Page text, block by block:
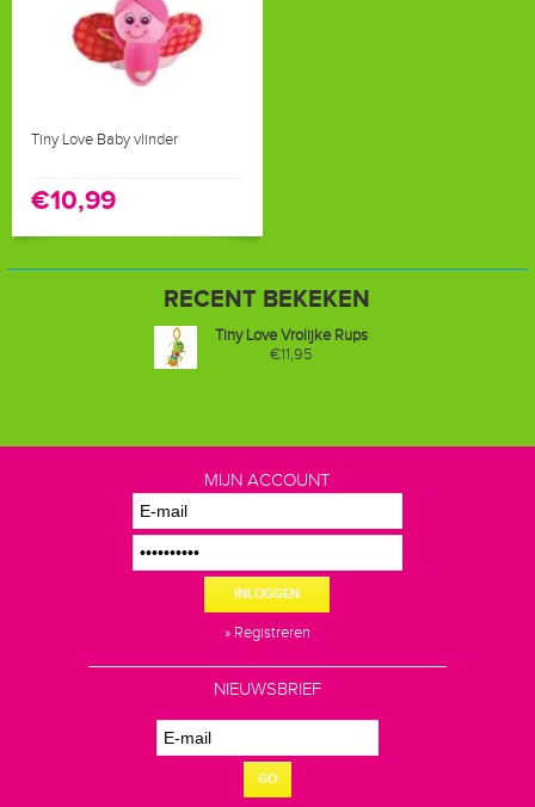
Tiny Love Baby vlinder
€10,99
RECENT BEKEKEN
Tiny Love Vrolijke Rups
€11,95
MIJN ACCOUNT
INLOGGEN
» Registreren
NIEUWSBRIEF
GO